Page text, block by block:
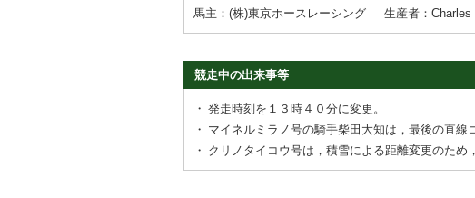
馬主：(株)東京ホースレーシング
生産者：
競走中の出来事等
・ 発走時刻を１３時４０分に変更。
・ マイネルミラノ号の騎手柴田大知は，最後の直線
・ クリノタイコウ号は，積雪による距離変更のため